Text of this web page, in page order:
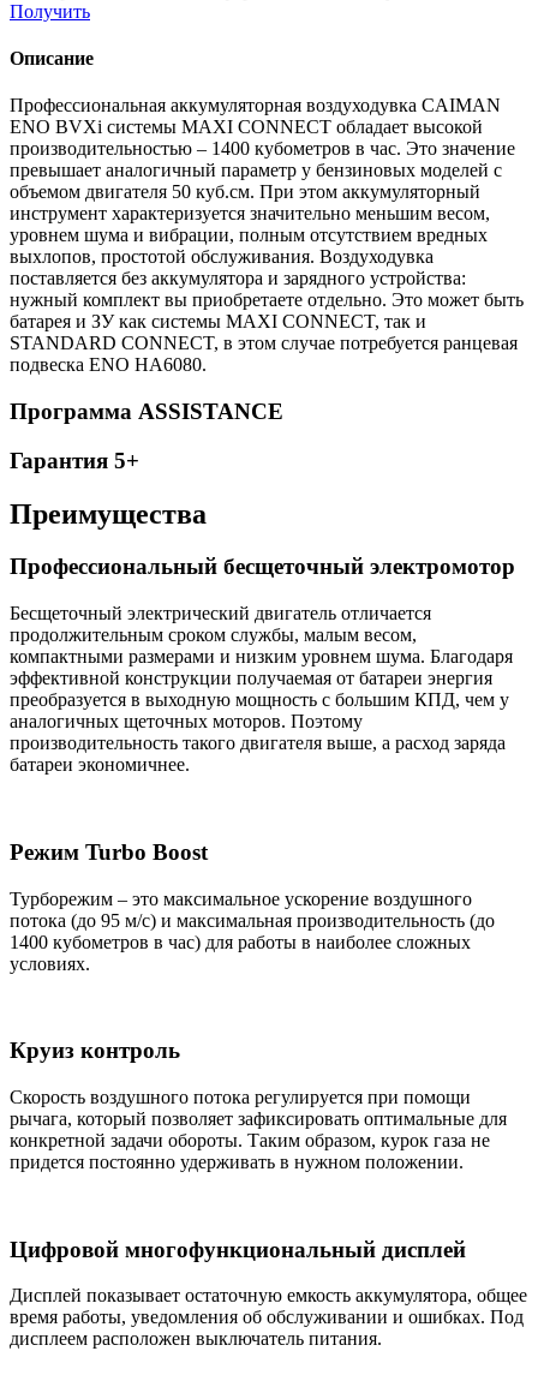
Получить
Описание
Профессиональная аккумуляторная воздуходувка CAIMAN
ENO BVXi системы MAXI CONNECT обладает высокой
производительностью – 1400 кубометров в час. Это значение
превышает аналогичный параметр у бензиновых моделей с
объемом двигателя 50 куб.см. При этом аккумуляторный
инструмент характеризуется значительно меньшим весом,
уровнем шума и вибрации, полным отсутствием вредных
выхлопов, простотой обслуживания. Воздуходувка
поставляется без аккумулятора и зарядного устройства:
нужный комплект вы приобретаете отдельно. Это может быть
батарея и ЗУ как системы MAXI CONNECT, так и
STANDARD CONNECT, в этом случае потребуется ранцевая
подвеска ENO НА6080.
Программа ASSISTANCE
Гарантия 5+
Преимущества
Профессиональный бесщеточный электромотор
Бесщеточный электрический двигатель отличается
продолжительным сроком службы, малым весом,
компактными размерами и низким уровнем шума. Благодаря
эффективной конструкции получаемая от батареи энергия
преобразуется в выходную мощность с большим КПД, чем у
аналогичных щеточных моторов. Поэтому
производительность такого двигателя выше, а расход заряда
батареи экономичнее.
Режим Turbo Boost
Турборежим – это максимальное ускорение воздушного
потока (до 95 м/с) и максимальная производительность (до
1400 кубометров в час) для работы в наиболее сложных
условиях.
Круиз контроль
Скорость воздушного потока регулируется при помощи
рычага, который позволяет зафиксировать оптимальные для
конкретной задачи обороты. Таким образом, курок газа не
придется постоянно удерживать в нужном положении.
Цифровой многофункциональный дисплей
Дисплей показывает остаточную емкость аккумулятора, общее
время работы, уведомления об обслуживании и ошибках. Под
дисплеем расположен выключатель питания.